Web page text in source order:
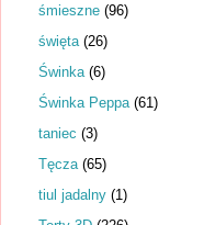
śmieszne (96)
święta (26)
Świnka (6)
Świnka Peppa (61)
taniec (3)
Tęcza (65)
tiul jadalny (1)